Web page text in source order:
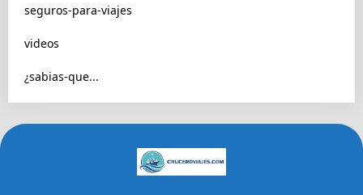
seguros-para-viajes
videos
¿sabias-que...